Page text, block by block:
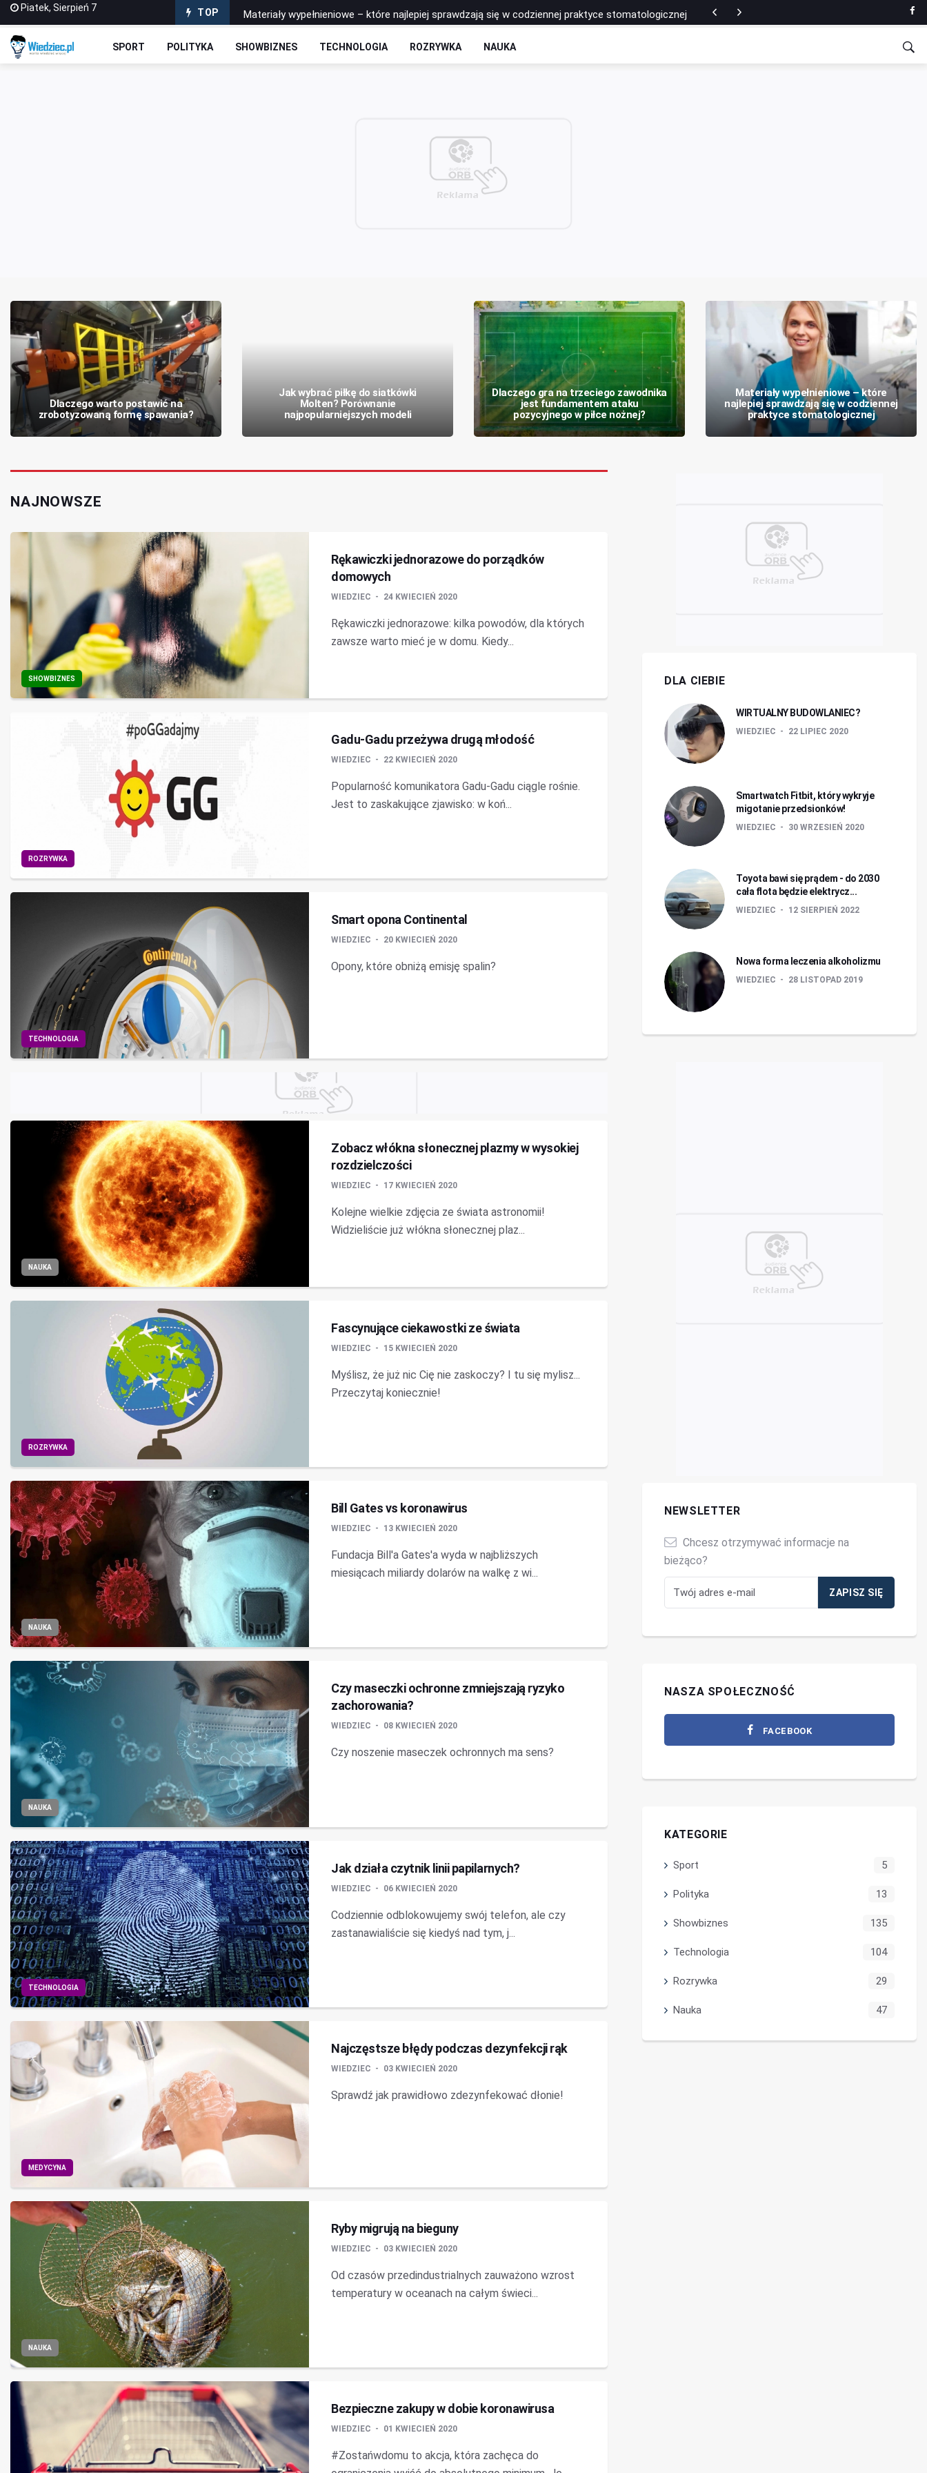
Piatek, Sierpień 7 TOP
Materiały wypełnieniowe – które najlepiej sprawdzają się w codziennej praktyce stomatologicznej
SPORT POLITYKA SHOWBIZNES TECHNOLOGIA ROZRYWKA NAUKA
Dlaczego warto postawić na
zrobotyzowaną formę spawania?
Jak wybrać piłkę do siatkówki
Molten? Porównanie
najpopularniejszych modeli
Dlaczego gra na trzeciego zawodnika
jest fundamentem ataku
pozycyjnego w piłce nożnej?
Materiały wypełnieniowe – które
najlepiej sprawdzają się w codziennej
praktyce stomatologicznej
NAJNOWSZE
SHOWBIZNES
Rękawiczki jednorazowe do porządków
domowych
WIEDZIEC 24 KWIECIEŃ 2020
Rękawiczki jednorazowe: kilka powodów, dla których
zawsze warto mieć je w domu. Kiedy...
ROZRYWKA
Gadu-Gadu przeżywa drugą młodość
WIEDZIEC 22 KWIECIEŃ 2020
Popularność komunikatora Gadu-Gadu ciągle rośnie.
Jest to zaskakujące zjawisko: w koń...
TECHNOLOGIA
Smart opona Continental
WIEDZIEC 20 KWIECIEŃ 2020
Opony, które obniżą emisję spalin?
NAUKA
Zobacz włókna słonecznej plazmy w wysokiej
rozdzielczości
WIEDZIEC 17 KWIECIEŃ 2020
Kolejne wielkie zdjęcia ze świata astronomii!
Widzieliście już włókna słonecznej plaz...
ROZRYWKA
Fascynujące ciekawostki ze świata
WIEDZIEC 15 KWIECIEŃ 2020
Myślisz, że już nic Cię nie zaskoczy? I tu się mylisz...
Przeczytaj koniecznie!
NAUKA
Bill Gates vs koronawirus
WIEDZIEC 13 KWIECIEŃ 2020
Fundacja Bill'a Gates'a wyda w najbliższych
miesiącach miliardy dolarów na walkę z wi...
NAUKA
Czy maseczki ochronne zmniejszają ryzyko
zachorowania?
WIEDZIEC 08 KWIECIEŃ 2020
Czy noszenie maseczek ochronnych ma sens?
TECHNOLOGIA
Jak działa czytnik linii papilarnych?
WIEDZIEC 06 KWIECIEŃ 2020
Codziennie odblokowujemy swój telefon, ale czy
zastanawialiście się kiedyś nad tym, j...
MEDYCYNA
Najczęstsze błędy podczas dezynfekcji rąk
WIEDZIEC 03 KWIECIEŃ 2020
Sprawdź jak prawidłowo zdezynfekować dłonie!
NAUKA
Ryby migrują na bieguny
WIEDZIEC 03 KWIECIEŃ 2020
Od czasów przedindustrialnych zauważono wzrost
temperatury w oceanach na całym świeci...
Bezpieczne zakupy w dobie koronawirusa
WIEDZIEC 01 KWIECIEŃ 2020
#Zostańwdomu to akcja, która zachęca do
DLA CIEBIE
WIRTUALNY BUDOWLANIEC?
WIEDZIEC 22 LIPIEC 2020
Smartwatch Fitbit, który wykryje
migotanie przedsionków!
WIEDZIEC 30 WRZESIEŃ 2020
Toyota bawi się prądem - do 2030
cała flota będzie elektrycz...
WIEDZIEC 12 SIERPIEŃ 2022
Nowa forma leczenia alkoholizmu
WIEDZIEC 28 LISTOPAD 2019
NEWSLETTER
Chcesz otrzymywać informacje na
bieżąco?
NASZA SPOŁECZNOŚĆ
FACEBOOK
KATEGORIE
Sport 5
Polityka 13
Showbiznes 135
Technologia 104
Rozrywka 29
Nauka 47